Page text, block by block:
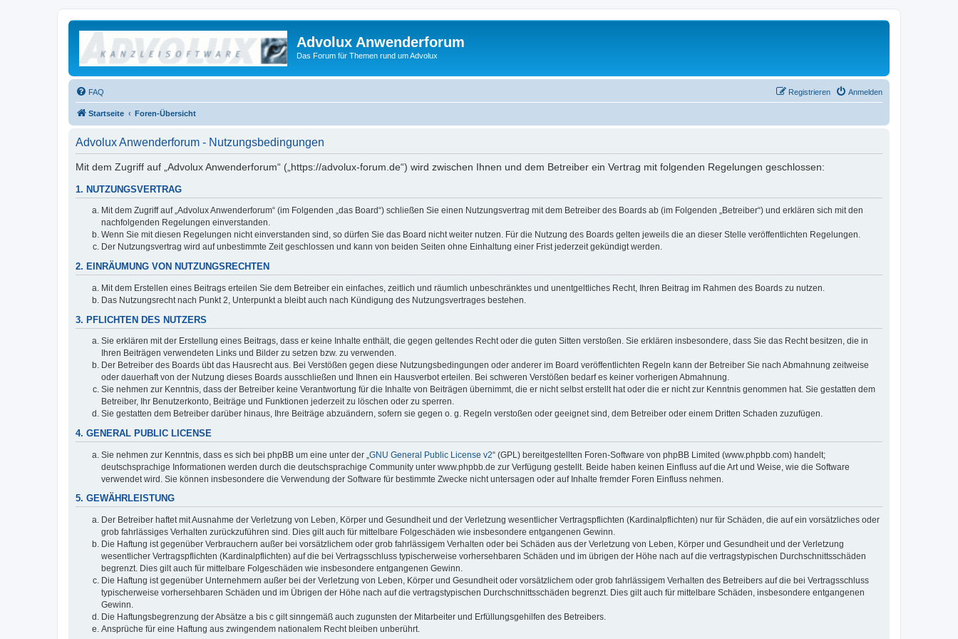
Advolux Anwenderforum
Das Forum für Themen rund um Advolux
FAQ Anmelden
Registrieren
Startseite Foren-Übersicht
Advolux Anwenderforum - Nutzungsbedingungen
Mit dem Zugriff auf „Advolux Anwenderforum“ („https://advolux-forum.de“) wird zwischen Ihnen und dem Betreiber ein Vertrag mit folgenden Regelungen geschlossen:
1. NUTZUNGSVERTRAG
Mit dem Zugriff auf „Advolux Anwenderforum“ (im Folgenden „das Board“) schließen Sie einen Nutzungsvertrag mit dem Betreiber des Boards ab (im Folgenden „Betreiber“) und erklären sich mit den
nachfolgenden Regelungen einverstanden.
Wenn Sie mit diesen Regelungen nicht einverstanden sind, so dürfen Sie das Board nicht weiter nutzen. Für die Nutzung des Boards gelten jeweils die an dieser Stelle veröffentlichten Regelungen.
Der Nutzungsvertrag wird auf unbestimmte Zeit geschlossen und kann von beiden Seiten ohne Einhaltung einer Frist jederzeit gekündigt werden.
2. EINRÄUMUNG VON NUTZUNGSRECHTEN
Mit dem Erstellen eines Beitrags erteilen Sie dem Betreiber ein einfaches, zeitlich und räumlich unbeschränktes und unentgeltliches Recht, Ihren Beitrag im Rahmen des Boards zu nutzen.
Das Nutzungsrecht nach Punkt 2, Unterpunkt a bleibt auch nach Kündigung des Nutzungsvertrages bestehen.
3. PFLICHTEN DES NUTZERS
Sie erklären mit der Erstellung eines Beitrags, dass er keine Inhalte enthält, die gegen geltendes Recht oder die guten Sitten verstoßen. Sie erklären insbesondere, dass Sie das Recht besitzen, die in
Ihren Beiträgen verwendeten Links und Bilder zu setzen bzw. zu verwenden.
Der Betreiber des Boards übt das Hausrecht aus. Bei Verstößen gegen diese Nutzungsbedingungen oder anderer im Board veröffentlichten Regeln kann der Betreiber Sie nach Abmahnung zeitweise
oder dauerhaft von der Nutzung dieses Boards ausschließen und Ihnen ein Hausverbot erteilen. Bei schweren Verstößen bedarf es keiner vorherigen Abmahnung.
Sie nehmen zur Kenntnis, dass der Betreiber keine Verantwortung für die Inhalte von Beiträgen übernimmt, die er nicht selbst erstellt hat oder die er nicht zur Kenntnis genommen hat. Sie gestatten dem
Betreiber, Ihr Benutzerkonto, Beiträge und Funktionen jederzeit zu löschen oder zu sperren.
Sie gestatten dem Betreiber darüber hinaus, Ihre Beiträge abzuändern, sofern sie gegen o. g. Regeln verstoßen oder geeignet sind, dem Betreiber oder einem Dritten Schaden zuzufügen.
4. GENERAL PUBLIC LICENSE
Sie nehmen zur Kenntnis, dass es sich bei phpBB um eine unter der „ GNU General Public License v2“ (GPL) bereitgestellten Foren-Software von phpBB Limited (www.phpbb.com) handelt;
deutschsprachige Informationen werden durch die deutschsprachige Community unter www.phpbb.de zur Verfügung gestellt. Beide haben keinen Einfluss auf die Art und Weise, wie die Software
verwendet wird. Sie können insbesondere die Verwendung der Software für bestimmte Zwecke nicht untersagen oder auf Inhalte fremder Foren Einfluss nehmen.
5. GEWÄHRLEISTUNG
Der Betreiber haftet mit Ausnahme der Verletzung von Leben, Körper und Gesundheit und der Verletzung wesentlicher Vertragspflichten (Kardinalpflichten) nur für Schäden, die auf ein vorsätzliches oder
grob fahrlässiges Verhalten zurückzuführen sind. Dies gilt auch für mittelbare Folgeschäden wie insbesondere entgangenen Gewinn.
Die Haftung ist gegenüber Verbrauchern außer bei vorsätzlichem oder grob fahrlässigem Verhalten oder bei Schäden aus der Verletzung von Leben, Körper und Gesundheit und der Verletzung
wesentlicher Vertragspflichten (Kardinalpflichten) auf die bei Vertragsschluss typischerweise vorhersehbaren Schäden und im übrigen der Höhe nach auf die vertragstypischen Durchschnittsschäden
begrenzt. Dies gilt auch für mittelbare Folgeschäden wie insbesondere entgangenen Gewinn.
Die Haftung ist gegenüber Unternehmern außer bei der Verletzung von Leben, Körper und Gesundheit oder vorsätzlichem oder grob fahrlässigem Verhalten des Betreibers auf die bei Vertragsschluss
typischerweise vorhersehbaren Schäden und im Übrigen der Höhe nach auf die vertragstypischen Durchschnittsschäden begrenzt. Dies gilt auch für mittelbare Schäden, insbesondere entgangenen
Gewinn.
Die Haftungsbegrenzung der Absätze a bis c gilt sinngemäß auch zugunsten der Mitarbeiter und Erfüllungsgehilfen des Betreibers.
Ansprüche für eine Haftung aus zwingendem nationalem Recht bleiben unberührt.